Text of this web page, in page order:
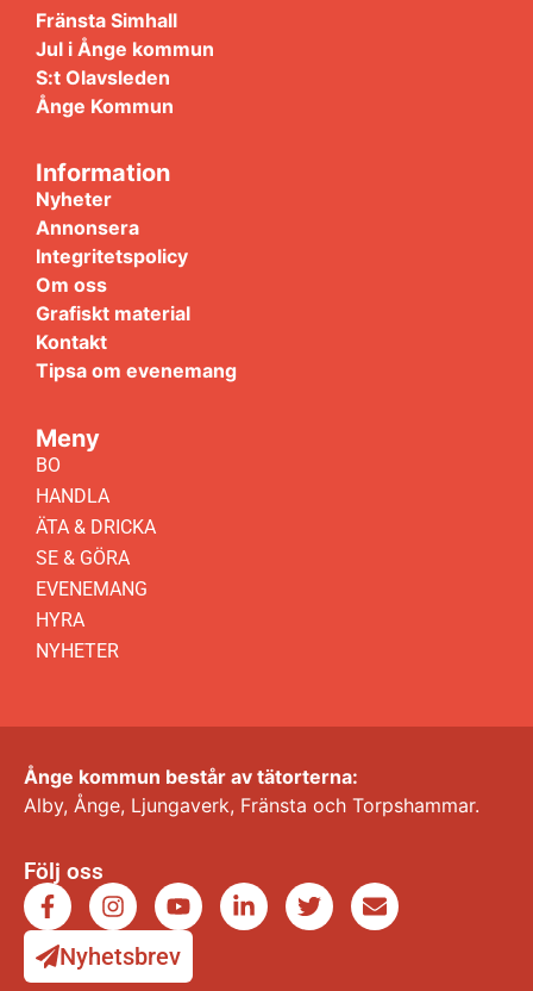
Fränsta Simhall
Jul i Ånge kommun
S:t Olavsleden
Ånge Kommun
Information
Nyheter
Annonsera
Integritetspolicy
Om oss
Grafiskt material
Kontakt
Tipsa om evenemang
Meny
BO
HANDLA
ÄTA & DRICKA
SE & GÖRA
EVENEMANG
HYRA
NYHETER
Ånge kommun består av tätorterna:
Alby, Ånge, Ljungaverk, Fränsta och Torpshammar.
Följ oss
Nyhetsbrev